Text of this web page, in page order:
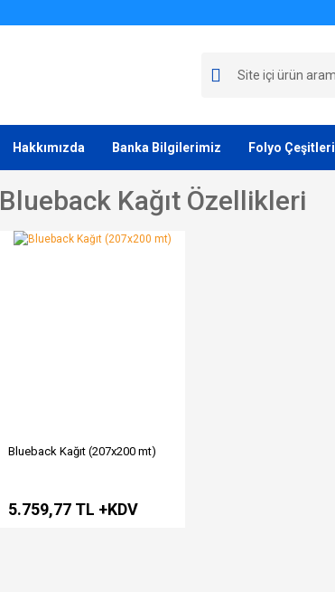
Hakkımızda Banka Bilgilerimiz Folyo Çeşitleri
Blueback Kağıt Özellikleri
Blueback Kağıt (207x200 mt)
5.759,77 TL +KDV